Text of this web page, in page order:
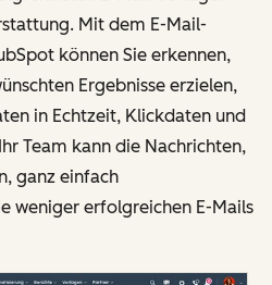
Mit dem E-Mail-
können Sie erkennen,
Ergebnisse erzielen,
in Echtzeit, Klickdaten und
Team kann die Nachrichten,
ganz einfach
weniger erfolgreichen E-Mails